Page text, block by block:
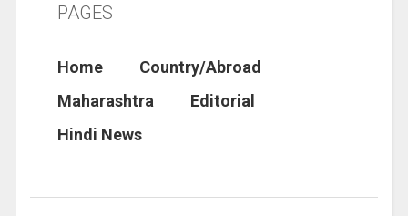
PAGES
Home
Country/Abroad
Maharashtra
Editorial
Hindi News